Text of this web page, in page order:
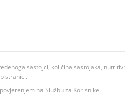
sastojci, količina sastojaka,
stranici.
na Službu za Korisnike.